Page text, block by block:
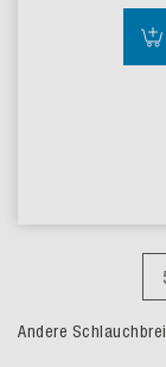
Andere